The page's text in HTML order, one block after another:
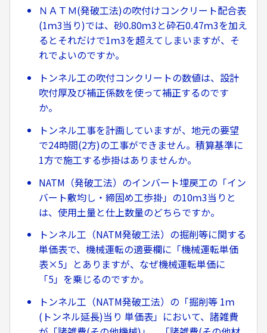
ＮＡＴＭ(発破工法)の吹付けコンクリート配合表
(1ｍ3当り)では、砂0.80ｍ3と砕石0.47ｍ3を加え
るとそれだけで1ｍ3を超えてしまいますが、そ
れでよいのですか。
トンネル工の吹付コンクリートの数値は、設計
吹付厚及び補正係数を使って補正するのです
か。
トンネル工事を計画していますが、地元の要望
で24時間(2方)の工事ができません。積算基準に
1方で施工する歩掛はありませんか。
NATM（発破工法）のインバート埋戻工の「イン
バート敷均し・締固め工歩掛」の10ｍ3当りと
は、使用土量と仕上数量のどちらですか。
トンネル工（NATM発破工法）の掘削等に関する
単価表で、機械運転の適要欄に「機械運転単価
表×5」とありますが、なぜ機械運転単価に
「5」を乗じるのですか。
トンネル工（NATM発破工法）の「掘削等 1ｍ
(トンネル延長)当り 単価表」において、諸雑費